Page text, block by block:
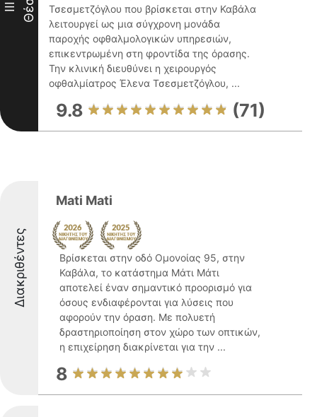
III
Τσεσμετζόγλου που βρίσκεται στην Καβάλα
λειτουργεί ως μια σύγχρονη μονάδα
παροχής οφθαλμολογικών υπηρεσιών,
επικεντρωμένη στη φροντίδα της όρασης.
Την κλινική διευθύνει η χειρουργός
οφθαλμίατρος Έλενα Τσεσμετζόγλου, ...
9.8 (71)
Διακριθέντες
Mati Mati
Βρίσκεται στην οδό Ομονοίας 95, στην
Καβάλα, το κατάστημα Μάτι Μάτι
αποτελεί έναν σημαντικό προορισμό για
όσους ενδιαφέρονται για λύσεις που
αφορούν την όραση. Με πολυετή
δραστηριοποίηση στον χώρο των οπτικών,
η επιχείρηση διακρίνεται για την ...
8